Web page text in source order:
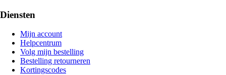
Diensten
Mijn account
Helpcentrum
Volg mijn bestelling
Bestelling retourneren
Kortingscodes